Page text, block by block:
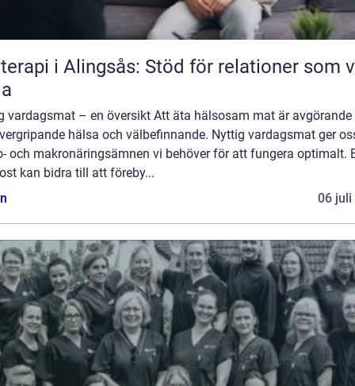
i Alingsås: Stöd för relationer som
vardagsmat – en översikt Att äta hälsosam mat är
hälsa och välbefinnande. Nyttig vardagsmat ger
och makronäringsämnen vi behöver för att fungera optimalt.
kan bidra till att föreby...
06 juli